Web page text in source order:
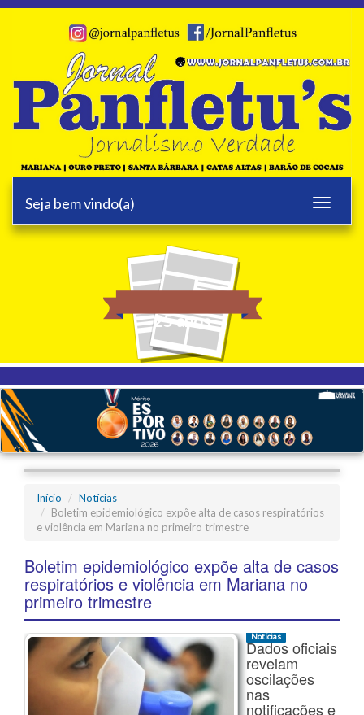
Toggle
Seja bem vindo(a)
25 anos
Início
Notícias
Boletim epidemiológico expõe alta de casos respiratórios
e violência em Mariana no primeiro trimestre
Boletim epidemiológico expõe alta de casos
respiratórios e violência em Mariana no
primeiro trimestre
Notícias
Dados oficiais
revelam
oscilações
nas
notificações e